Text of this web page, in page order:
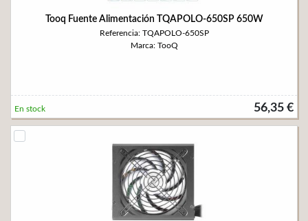
Tooq Fuente Alimentación TQAPOLO-650SP 650W
Referencia: TQAPOLO-650SP
Marca: TooQ
56,35 €
En stock